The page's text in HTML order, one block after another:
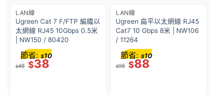
LAN線
Ugreen Cat 7 F/FTP 編織以
太網線 RJ45 10Gbps 0.5米
| NW150 / 80420
$48 $38
節省: $10
LAN線
Ugreen 扁平以太網線 RJ45
Cat7 10 Gbps 8米 | NW106
/ 11264
$98 $88
節省: $10